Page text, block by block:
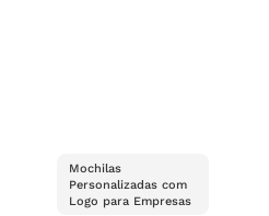
Mochilas
Personalizadas com
Logo para Empresas